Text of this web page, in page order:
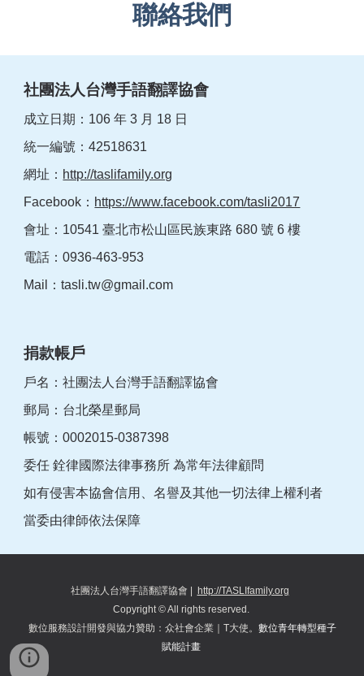
聯絡我們
社團法人台灣手語翻譯協會
成立日期：106 年 3 月 18 日
統一編號：42518631
網址： http://taslifamily.org
Facebook： https://www.facebook.com/tasli2017
會址：10541 臺北市松山區民族東路 680 號 6 樓
電話：0936-463-953
Mail：tasli.tw@gmail.com
捐款帳戶
戶名：社團法人台灣手語翻譯協會
郵局：台北榮星郵局
帳號：0002015-0387398
委任 銓律國際法律事務所 為常年法律顧問
如有侵害本協會信用、名譽及其他一切法律上權利者
當委由律師依法保障
社團法人台灣手語翻譯協會
http://TASLIfamily.org
Copyright © All rights reserved.
數位服務設計開發與協力贊助 ： 众社會企業｜T大使。 數位青年轉型種子
賦能計畫